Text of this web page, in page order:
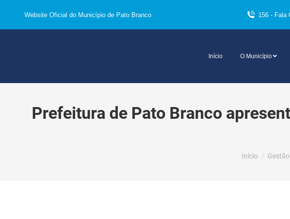
Website Oficial do Município de Pato Branco 156 - Fala
Início O Município
Prefeitura de Pato Branco
Você está
Início Gestão